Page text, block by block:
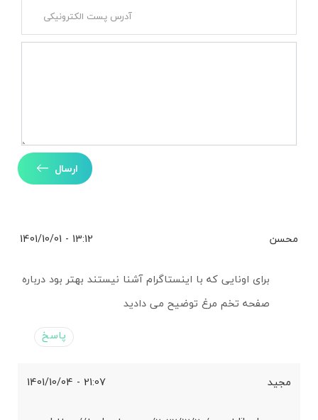
ارسال
محسن 13:12 - 1401/10/01
برای اونایی که با اینستاگرام آشنا نیستند بهتر بود درباره
صفحه تخم مرغ توضیح می دادید
پاسخ
مجید 21:07 - 1401/10/04